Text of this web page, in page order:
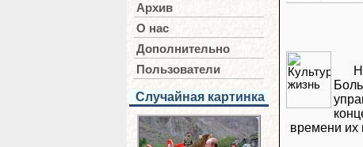
Архив
О нас
Дополнительно
Пользователи
Случайная картинка
времени их